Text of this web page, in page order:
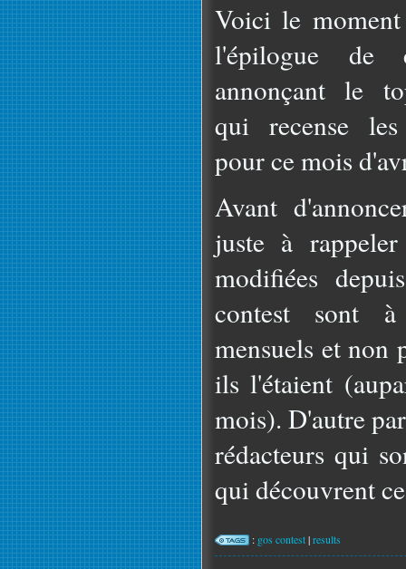
Voici le
l'épilogue de
annonçant le
qui recense
pour ce mois
Avant
juste à
modifiées
contest sont
mensuels et non
ils l'étaient
mois). D'autre
rédacteurs qui
qui découvrent
: gos contest|results